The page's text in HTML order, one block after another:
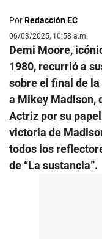
PorRedacción EC
06/03/2025, 10:58 a.m.
Demi Moore,
1980, recurrió a
sobre el final de
a Mikey Madison,
Actriz por su papel
victoria de
todos los
de “La sustancia”.